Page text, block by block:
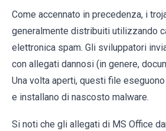
Come accennato in precedenza, i
generalmente distribuiti utilizzando
elettronica spam. Gli sviluppatori
con allegati dannosi (in genere,
Una volta aperti, questi file
e installano di nascosto malware.
Si noti che gli allegati di MS Office